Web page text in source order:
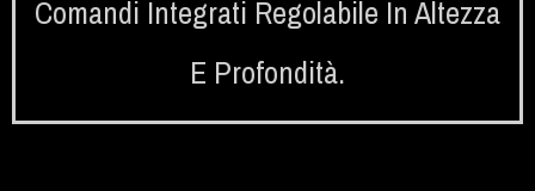
Comandi Integrati Regolabile In Altezza
E Profondità.